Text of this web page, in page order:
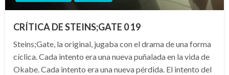
CRÍTICA DE STEINS;GATE 0 19
Steins;Gate, la original, jugaba con el drama de una forma
cíclica. Cada intento era una nueva puñalada en la vida de
Okabe. Cada intento era una nueva pérdida. El intento del